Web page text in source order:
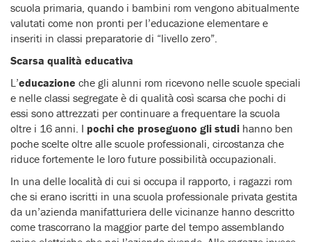
scuola primaria, quando i bambini rom vengono abitualmente
valutati come non pronti per l’educazione elementare e
inseriti in classi preparatorie di “livello zero”.
Scarsa qualità educativa
L’educazione che gli alunni rom ricevono nelle scuole speciali
e nelle classi segregate è di qualità così scarsa che pochi di
essi sono attrezzati per continuare a frequentare la scuola
oltre i 16 anni. I pochi che proseguono gli studi hanno ben
poche scelte oltre alle scuole professionali, circostanza che
riduce fortemente le loro future possibilità occupazionali.
In una delle località di cui si occupa il rapporto, i ragazzi rom
che si erano iscritti in una scuola professionale privata gestita
da un’azienda manifatturiera delle vicinanze hanno descritto
come trascorrano la maggior parte del tempo assemblando